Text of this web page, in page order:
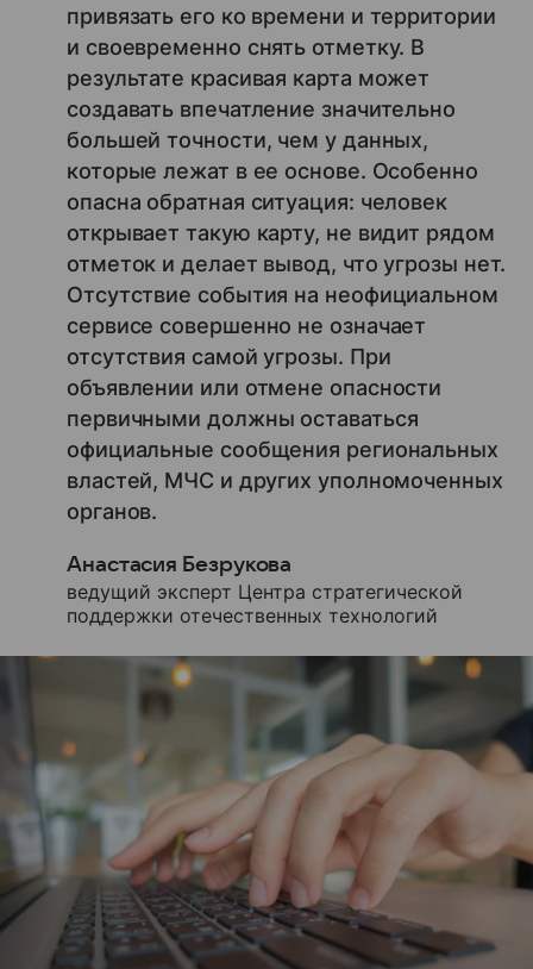
привязать его ко времени и территории
и своевременно снять отметку. В
результате красивая карта может
создавать впечатление значительно
большей точности, чем у данных,
которые лежат в ее основе. Особенно
опасна обратная ситуация: человек
открывает такую карту, не видит рядом
отметок и делает вывод, что угрозы нет.
Отсутствие события на неофициальном
сервисе совершенно не означает
отсутствия самой угрозы. При
объявлении или отмене опасности
первичными должны оставаться
официальные сообщения региональных
властей, МЧС и других уполномоченных
органов.
Анастасия Безрукова
ведущий эксперт Центра стратегической
поддержки отечественных технологий